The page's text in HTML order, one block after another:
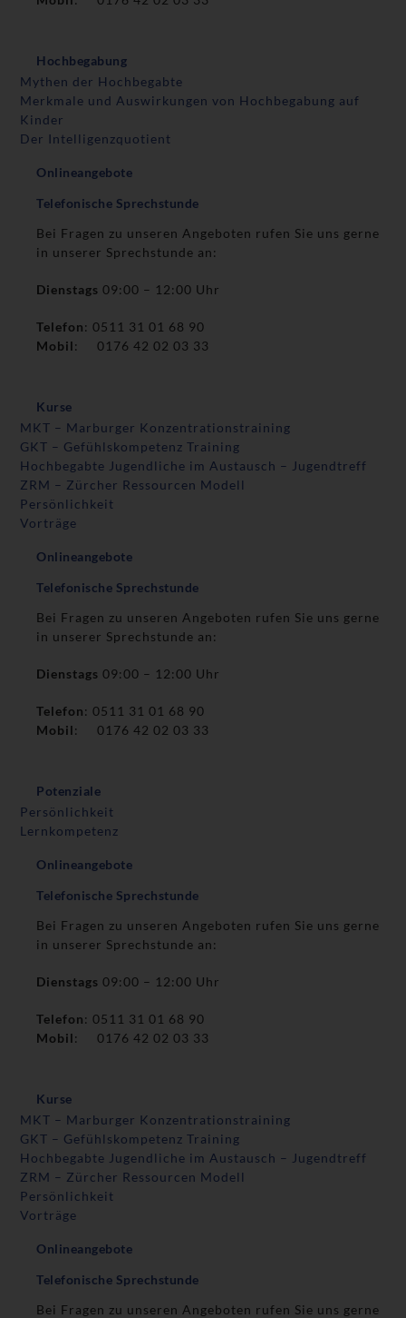
Hochbegabung
Mythen der Hochbegabte
Merkmale und Auswirkungen von Hochbegabung auf
Kinder
Der Intelligenzquotient
Onlineangebote
Telefonische Sprechstunde
Bei Fragen zu unseren Angeboten rufen Sie uns gerne
in unserer Sprechstunde an:
Dienstags09:00 – 12:00 Uhr
Telefon: 0511 31 01 68 90
Mobil: 0176 42 02 03 33
Kurse
MKT – Marburger Konzentrationstraining
GKT – Gefühlskompetenz Training
Hochbegabte Jugendliche im Austausch – Jugendtreff
ZRM – Zürcher Ressourcen Modell
Persönlichkeit
Vorträge
Onlineangebote
Telefonische Sprechstunde
Bei Fragen zu unseren Angeboten rufen Sie uns gerne
in unserer Sprechstunde an:
Dienstags09:00 – 12:00 Uhr
Telefon: 0511 31 01 68 90
Mobil: 0176 42 02 03 33
Potenziale
Persönlichkeit
Lernkompetenz
Onlineangebote
Telefonische Sprechstunde
Bei Fragen zu unseren Angeboten rufen Sie uns gerne
in unserer Sprechstunde an:
Dienstags09:00 – 12:00 Uhr
Telefon: 0511 31 01 68 90
Mobil: 0176 42 02 03 33
Kurse
MKT – Marburger Konzentrationstraining
GKT – Gefühlskompetenz Training
Hochbegabte Jugendliche im Austausch – Jugendtreff
ZRM – Zürcher Ressourcen Modell
Persönlichkeit
Vorträge
Onlineangebote
Telefonische Sprechstunde
Bei Fragen zu unseren Angeboten rufen Sie uns gerne